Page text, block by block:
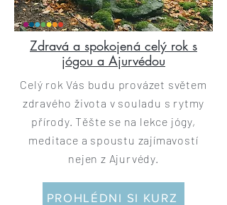
Zdravá a spokojená celý rok s
jógou a Ajurvédou
Celý rok Vás budu provázet světem
zdravého života v souladu s rytmy
přírody. Těšte se na lekce jógy,
meditace a spoustu zajímavostí
nejen z Ajurvédy.
PROHLÉDNI SI KURZ